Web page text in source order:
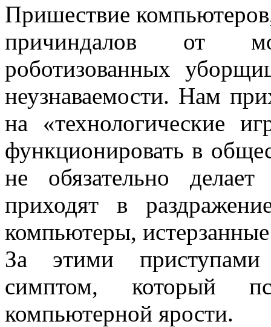
Пришествие
причиндалов от
роботизованных
неузнаваемости. Нам
на «технологические
функционировать в
не обязательно
приходят в
компьютеры,
За этими приступами
симптом, который
компьютерной ярости.